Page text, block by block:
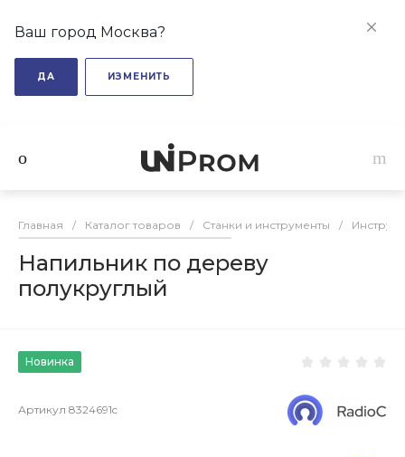
Ваш город Москва?
ДА ИЗМЕНИТЬ
Главная / Каталог товаров / Станки и инструменты /
Напильник по дереву
полукруглый
Новинка
Артикул 8324691c